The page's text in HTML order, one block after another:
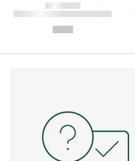
------------
----------- ----------- ----------